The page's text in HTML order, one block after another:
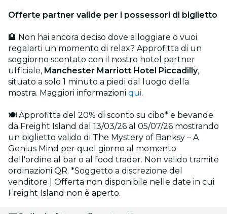
Offerte partner valide per i possessori di biglietto
🏨 Non hai ancora deciso dove alloggiare o vuoi
regalarti un momento di relax? Approfitta di un
soggiorno scontato con il nostro hotel partner
ufficiale, Manchester Marriott Hotel Piccadilly,
situato a solo 1 minuto a piedi dal luogo della
mostra. Maggiori informazioni qui.
🍽️ Approfitta del 20% di sconto su cibo* e bevande
da Freight Island dal 13/03/26 al 05/07/26 mostrando
un biglietto valido di The Mystery of Banksy – A
Genius Mind per quel giorno al momento
dell'ordine al bar o al food trader. Non valido tramite
ordinazioni QR. *Soggetto a discrezione del
venditore | Offerta non disponibile nelle date in cui
Freight Island non è aperto.